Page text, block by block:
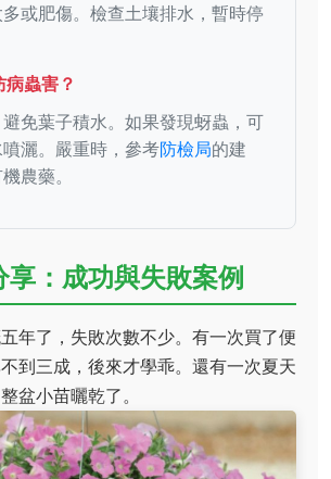
或肥傷。檢查土壤排水，暫時停
蟲害？
免葉子積水。如果發現蚜蟲，可
灑。嚴重時，參考防檢局的建
農藥。
享：成功與失敗案例
年了，失敗次數不少。有一次買了便
到三成，後來才學乖。還有一次夏天
盆小苗曬乾了。